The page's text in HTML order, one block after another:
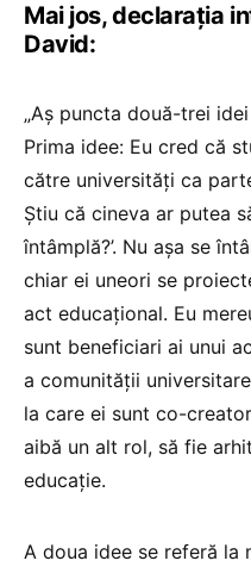
Mai jos, declarația
David:
„Aș puncta două-trei
Prima idee: Eu cred că
către universități ca
Știu că cineva ar putea
întâmplă?’. Nu așa se
chiar ei uneori se
act educațional. Eu
sunt beneficiari ai unui
a comunității
la care ei sunt co-
aibă un alt rol, să fie
educație.
A doua idee se referă la